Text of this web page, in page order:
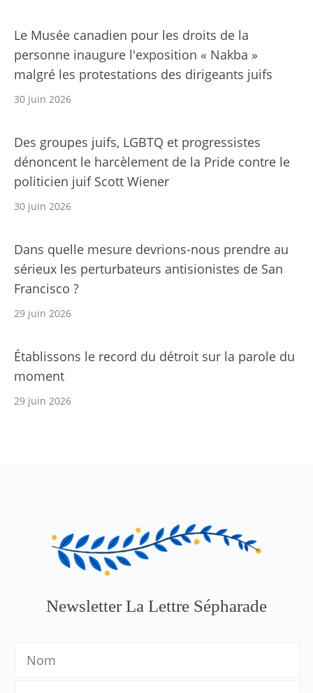
Le Musée canadien pour les droits de la
personne inaugure l'exposition « Nakba »
malgré les protestations des dirigeants juifs
30 juin 2026
Des groupes juifs, LGBTQ et progressistes
dénoncent le harcèlement de la Pride contre le
politicien juif Scott Wiener
30 juin 2026
Dans quelle mesure devrions-nous prendre au
sérieux les perturbateurs antisionistes de San
Francisco ?
29 juin 2026
Établissons le record du détroit sur la parole du
moment
29 juin 2026
Newsletter La Lettre Sépharade